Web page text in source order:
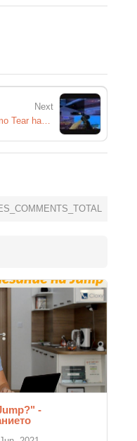
Next
-